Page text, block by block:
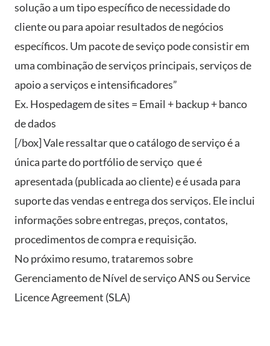
solução a um tipo específico de necessidade do
cliente ou para apoiar resultados de negócios
específicos. Um pacote de seviço pode consistir em
uma combinação de serviços principais, serviços de
apoio a serviços e intensificadores”
Ex. Hospedagem de sites = Email + backup + banco
de dados
[/box] Vale ressaltar que o catálogo de serviço é a
única parte do portfólio de serviço que é
apresentada (publicada ao cliente) e é usada para
suporte das vendas e entrega dos serviços. Ele inclui
informações sobre entregas, preços, contatos,
procedimentos de compra e requisição.
No próximo resumo, trataremos sobre
Gerenciamento de Nível de serviço ANS ou Service
Licence Agreement (SLA)